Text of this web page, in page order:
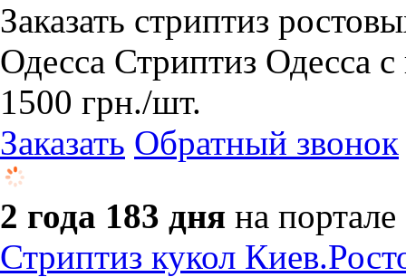
Заказать стриптиз
Одесса Стриптиз Одесса
1500 грн./шт.
Заказать Обратный звонок
2 года 183 дня на портале
Стриптиз кукол